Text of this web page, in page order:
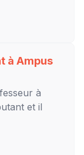
à Ampus
à
et il